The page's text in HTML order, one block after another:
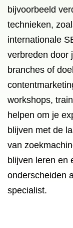
bijvoorbeeld
technieken,
internationale
verbreden door
branches of
workshops,
helpen om je
blijven met de
van
blijven leren en
onderscheiden
specialist.